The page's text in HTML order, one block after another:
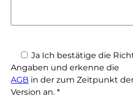
Ja Ich bestätige die
Angaben und erkenne die
AGBin der zum Zeitpunkt
Version an. *